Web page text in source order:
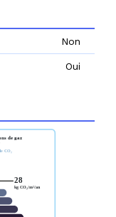
Non
Oui